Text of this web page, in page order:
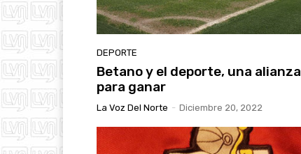
DEPORTE
Betano y el deporte, una alianza
para ganar
La Voz Del Norte - Diciembre 20, 2022